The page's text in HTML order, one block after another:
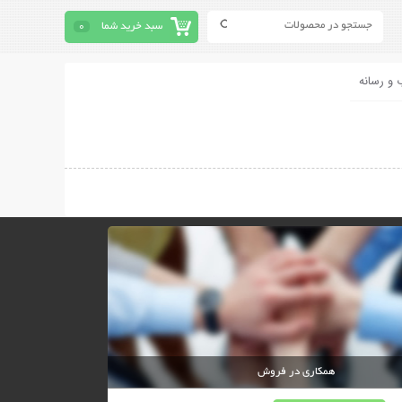
سبد خرید شما 0
و رسانه
همکاری در فروش